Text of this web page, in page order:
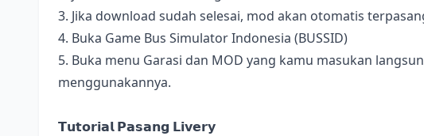
3. Jika download sudah selesai, mod akan otomatis
4. Buka Game Bus Simulator Indonesia (BUSSID)
5. Buka menu Garasi dan MOD yang kamu masukan
menggunakannya.
𝗧𝘂𝘁𝗼𝗿𝗶𝗮𝗹 𝗣𝗮𝘀𝗮𝗻𝗴 𝗟𝗶𝘃𝗲𝗿𝘆